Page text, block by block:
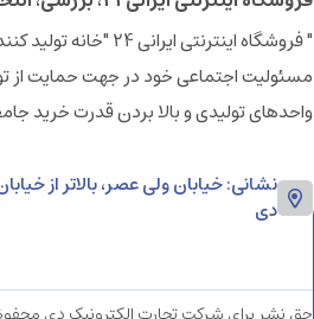
مسئولیت اجتماعی خود در جهت حمایت از
واحدهای تولیدی و بالا بردن قدرت خرید
دی